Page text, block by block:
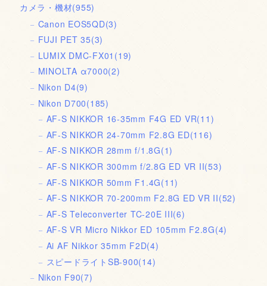
カメラ・機材(955)
Canon EOS5QD(3)
FUJI PET 35(3)
LUMIX DMC-FX01 (19)
MINOLTA α7000(2)
Nikon D4(9)
Nikon D700(185)
AF-S NIKKOR 16-35mm F4G ED VR(11)
AF-S NIKKOR 24-70mm F2.8G ED(116)
AF-S NIKKOR 28mm f/1.8G(1)
AF-S NIKKOR 300mm f/2.8G ED VR II(53)
AF-S NIKKOR 50mm F1.4G(11)
AF-S NIKKOR 70-200mm F2.8G ED VR II(52)
AF-S Teleconverter TC-20E III(6)
AF-S VR Micro Nikkor ED 105mm F2.8G(4)
Ai AF Nikkor 35mm F2D(4)
スピードライトSB-900(14)
Nikon F90(7)